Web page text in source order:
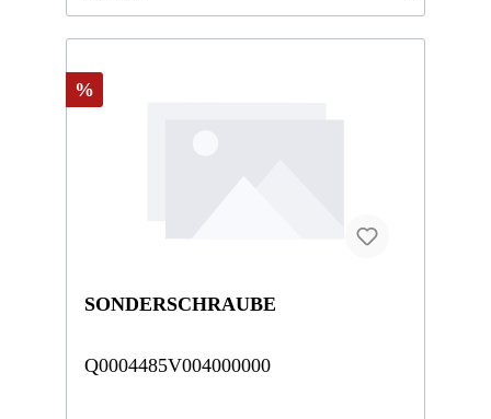
%
SONDERSCHRAUBE
Q0004485V004000000